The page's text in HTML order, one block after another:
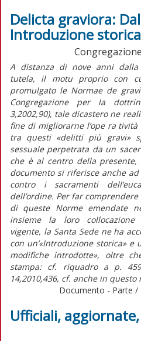
Delicta graviora:
Introduzione storica
A distanza di nove anni dalla
tutela, il motu proprio con
promulgato le Normae de
Congregazione per la
3,2002,90), tale dicastero ne
fine di migliorarne l’ope ra tività
tra questi «delitti più gravi»
sessuale perpetrata da un
che è al centro della
documento si riferisce anche
contro i sacramenti
dell’ordine. Per far
di queste Norme emendate
insieme la loro collocazione
vigente, la Santa Sede ne ha
con un’«Introduzione storica» e
modifiche introdotte», oltre
stampa: cf. riquadro a p.
14,2010,436, cf. anche in
Documento - Parte /
Ufficiali,